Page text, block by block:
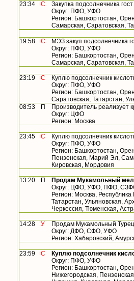
23:34 С
Закупка подсолнечника
Округ: ПФО, УФО
Регион: Башкортостан,
Самарская, Саратовская,
19:58 С
МЭЗ закуп подсолнечника
Округ: ПФО, УФО
Регион: Башкортостан,
Самарская, Саратовская,
23:19 С
Куплю подсолнечник
Округ: ПФО, УФО
Регион: Башкортостан,
Саратовская, Татарстан,
08:53
П
Производитель
Округ: ЦФО
Регион: Москва
23:45 С
Куплю подсолнечник
Округ: ПФО, УФО
Регион: Башкортостан,
Пензенская, Марий Эл,
Кировская, Мордовия
13:20 П
Продам Мукамольный
Округ: ЦФО, УФО, ПФО,
Регион: Москва,
Татарстан, Ульяновская,
Черкессия, Тюменская,
14:28 У
Продам Мукамольный
Округ: ДФО, СФО, УФО
Регион: Хабаровский,
23:59 С
Куплю подсолнечник
Округ: ПФО, УФО
Регион: Башкортостан,
Нижегородская,